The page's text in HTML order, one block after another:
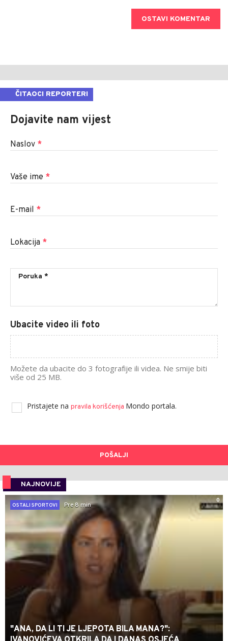
OSTAVI KOMENTAR
ČITAOCI REPORTERI
Dojavite nam vijest
Naslov *
Vaše ime *
E-mail *
Lokacija *
Ubacite video ili foto
Možete da ubacite do 3 fotografije ili videa. Ne smije biti
više od 25 MB.
Pristajete na pravila korišćenja Mondo portala.
POŠALJI
NAJNOVIJE
0
OSTALI SPORTOVI
Pre 8 min
"ANA, DA LI TI JE LJEPOTA BILA MANA?":